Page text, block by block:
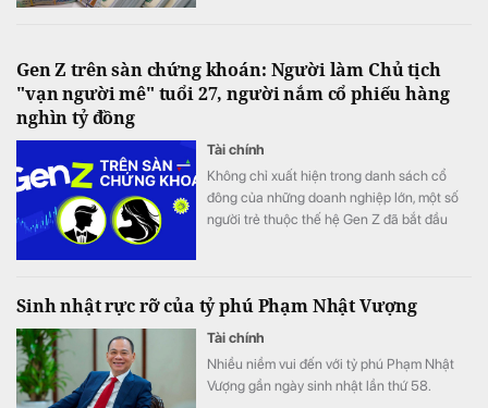
Gen Z trên sàn chứng khoán: Người làm Chủ tịch
"vạn người mê" tuổi 27, người nắm cổ phiếu hàng
nghìn tỷ đồng
Tài chính
Không chỉ xuất hiện trong danh sách cổ
đông của những doanh nghiệp lớn, một số
người trẻ thuộc thế hệ Gen Z đã bắt đầu
Sinh nhật rực rỡ của tỷ phú Phạm Nhật Vượng
Tài chính
Nhiều niềm vui đến với tỷ phú Phạm Nhật
Vượng gần ngày sinh nhật lần thứ 58.